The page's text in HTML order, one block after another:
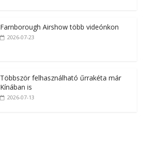
Farnborough Airshow több videónkon
2026-07-23
Többször felhasználható űrrakéta már
Kínában is
2026-07-13